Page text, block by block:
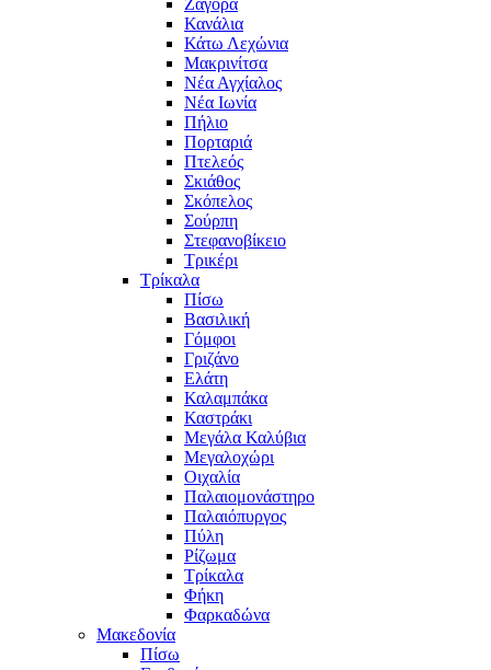
Κανάλια
Κάτω Λεχώνια
Μακρινίτσα
Νέα Αγχίαλος
Νέα Ιωνία
Πήλιο
Πορταριά
Πτελεός
Σκιάθος
Σκόπελος
Σούρπη
Στεφανοβίκειο
Τρικέρι
Τρίκαλα
Πίσω
Βασιλική
Γόμφοι
Γριζάνο
Ελάτη
Καλαμπάκα
Καστράκι
Μεγάλα Καλύβια
Μεγαλοχώρι
Οιχαλία
Παλαιομονάστηρο
Παλαιόπυργος
Πύλη
Ρίζωμα
Τρίκαλα
Φήκη
Φαρκαδώνα
Μακεδονία
Πίσω